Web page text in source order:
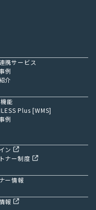
携サービス
例
介
能
Plus [WMS]
例
ン
ナー制度
ー情報
報